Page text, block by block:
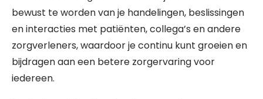
bewust te worden van je handelingen, beslissingen
en interacties met patiënten, collega’s en andere
zorgverleners, waardoor je continu kunt groeien en
bijdragen aan een betere zorgervaring voor
iedereen.